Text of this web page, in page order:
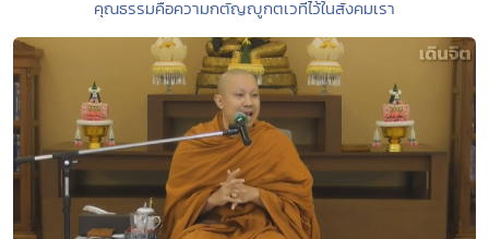
คุณธรรมคือความกตัญญูกตเวทีไว้ในสังคมเรา